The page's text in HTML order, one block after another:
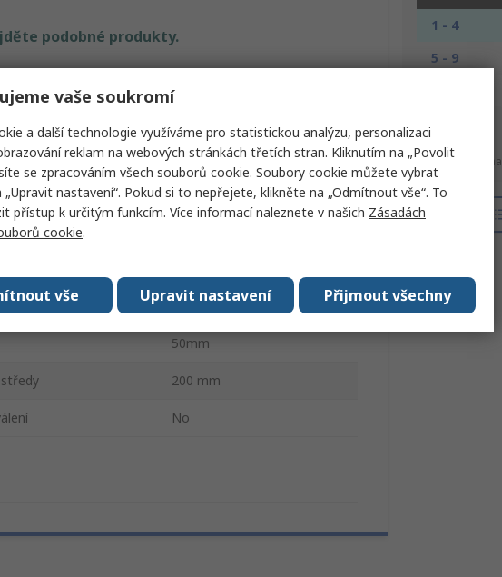
1 - 4
5 - 9
*orientační cena
podobné produkty.
Nerezová ocel
Držadlo
208mm
50mm
200 mm
No
vaše soukromí
a další technologie využíváme pro statistickou analýzu, personalizaci
reklam na webových stránkách třetích stran. Kliknutím na „Povolit
se zpracováním všech souborů cookie. Soubory cookie můžete vybrat
nastavení“. Pokud si to nepřejete, klikněte na „Odmítnout vše“. To
přístup k určitým funkcím. Více informací naleznete v našich Zásadách
cookie.
Přijmout všechny
Upravit nastavení
vše